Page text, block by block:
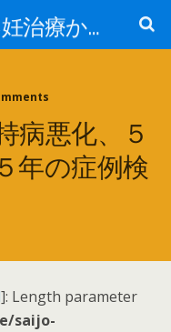
妊娠への近道（不妊治療からの脱却）～自宅で出来る妊娠力アップ術～
病悪化、５
年の症例検
]: Length parameter
saijo-